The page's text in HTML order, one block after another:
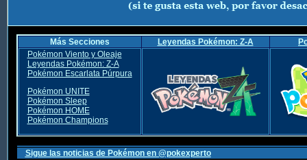
Más Secciones Leyendas Pokémon: Z-A
Pokémon Viento y Oleaje
Leyendas Pokémon: Z-A
Pokémon Escarlata Púrpura
Pokémon UNITE
Pokémon Sleep
Pokémon HOME
Pokémon Champions
Sigue las noticias de Pokémon en @pokexperto